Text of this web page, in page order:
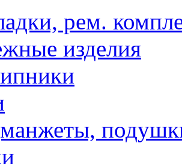
рем.
изделия